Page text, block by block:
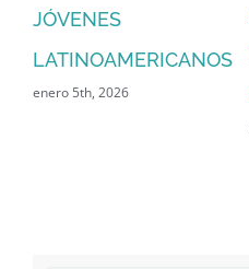
JÓVENES
LATINOAMERICANOS
enero 5th, 2026